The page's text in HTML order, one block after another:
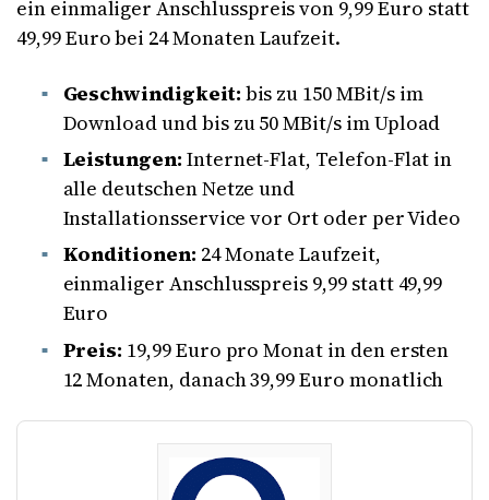
ein einmaliger Anschlusspreis von 9,99 Euro statt
49,99 Euro bei 24 Monaten Laufzeit.
Geschwindigkeit: bis zu 150 MBit/s im
Download und bis zu 50 MBit/s im Upload
Leistungen: Internet-Flat, Telefon-Flat in
alle deutschen Netze und
Installationsservice vor Ort oder per Video
Konditionen: 24 Monate Laufzeit,
einmaliger Anschlusspreis 9,99 statt 49,99
Euro
Preis: 19,99 Euro pro Monat in den ersten
12 Monaten, danach 39,99 Euro monatlich